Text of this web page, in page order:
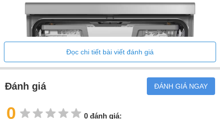
Đọc chi tiết bài viết đánh giá
Đánh giá ĐÁNH GIÁ NGAY
0 0 đánh giá: